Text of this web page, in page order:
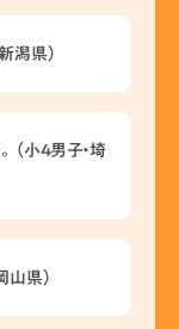
潟県）
（小4男子・埼
山県）